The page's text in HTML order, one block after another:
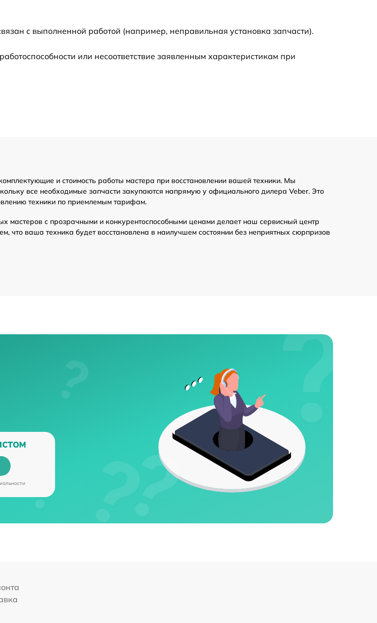
от 70 мин 1000 р
1550 р
от 70 мин 1100 р
2000 р
650 р
с выполненной работой (например, неправильная установка запчасти).
или несоответствие заявленным характеристикам при
и стоимость работы мастера при восстановлении вашей техники. Мы
все необходимые запчасти закупаются напрямую у официального дилера Veber. Это
техники по приемлемым тарифам.
с прозрачными и конкурентоспособными ценами делает наш сервисный центр
ваша техника будет восстановлена в наилучшем состоянии без неприятных сюрпризов